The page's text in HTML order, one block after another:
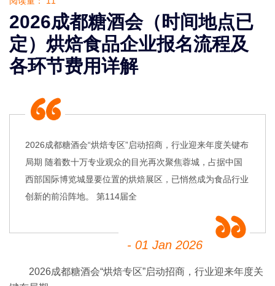
2026成都糖酒会（时间地点已
定）烘焙食品企业报名流程及
各环节费用详解
2026成都糖酒会“烘焙专区”启动招商，行业迎来年度关键布
局期 随着数十万专业观众的目光再次聚焦蓉城，占据中国
西部国际博览城显要位置的烘焙展区，已悄然成为食品行业
创新的前沿阵地。 第114届全
- 01 Jan 2026
2026成都糖酒会“烘焙专区”启动招商，行业迎来年度关